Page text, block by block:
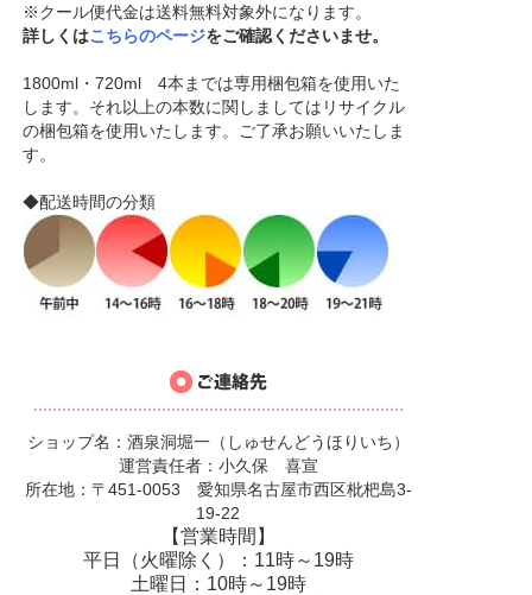
※クール便代金は送料無料対象外になります。
詳しくはこちらのページをご確認くださいませ。
1800ml・720ml 4本までは専用梱包箱を使用いた
します。それ以上の本数に関しましてはリサイクル
の梱包箱を使用いたします。ご了承お願いいたしま
す。
◆配送時間の分類
ショップ名：酒泉洞堀一（しゅせんどうほりいち）
運営責任者：小久保 喜宣
所在地：〒451-0053 愛知県名古屋市西区枇杷島3-
19-22
【営業時間】
平日（火曜除く）：11時～19時
土曜日：10時～19時